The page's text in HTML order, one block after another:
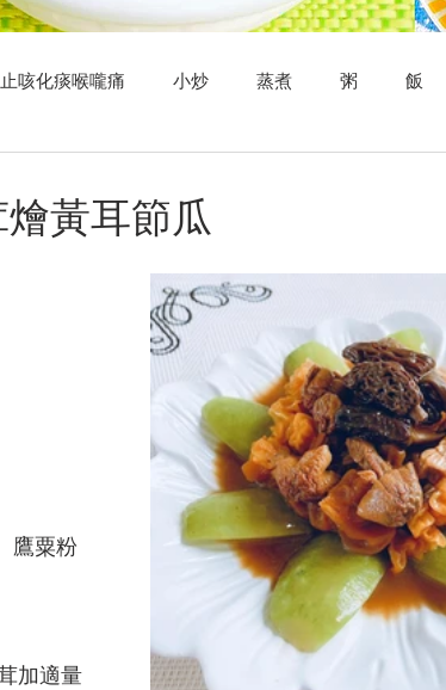
咳化痰喉嚨痛 小炒 蒸煮 粥 飯
養生篇 養心安神 增強
黃耳節瓜
鷹粟粉
加適量